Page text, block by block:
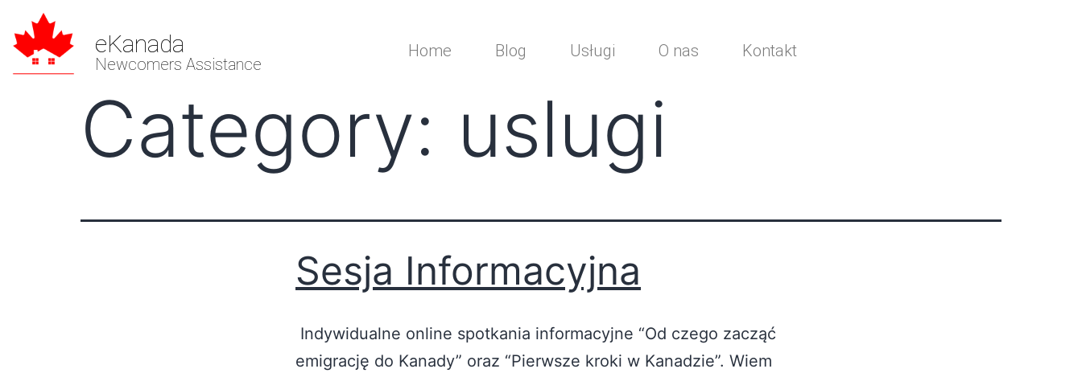
eKanada
Newcomers Assistance
Home Blog Usługi O nas Kontakt
Category: uslugi
Sesja Informacyjna
Indywidualne online spotkania informacyjne “Od czego zacząć
emigrację do Kanady” oraz “Pierwsze kroki w Kanadzie”. Wiem